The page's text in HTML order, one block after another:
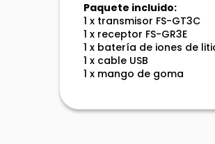
Paquete incluido:
1 x transmisor FS-GT3C
1 x receptor FS-GR3E
1 x batería de iones de
1 x cable USB
1 x mango de goma